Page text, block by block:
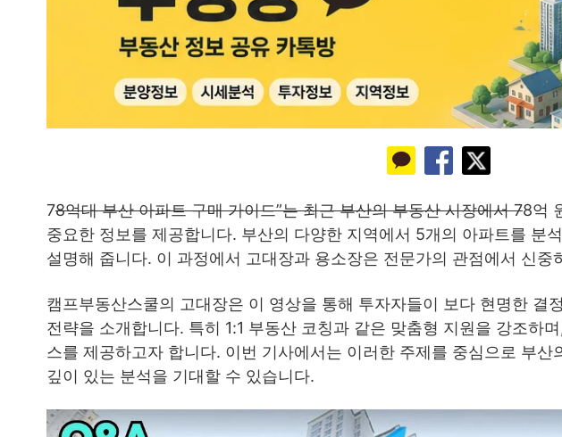
78억대 부산 아파트 구매 가이드”는 최근 부산의 부동산 시장에서 78억
중요한 정보를 제공합니다. 부산의 다양한 지역에서 5개의 아파트를 분
설명해 줍니다. 이 과정에서 고대장과 용소장은 전문가의 관점에서 신
캠프부동산스쿨의 고대장은 이 영상을 통해 투자자들이 보다 현명한 결
전략을 소개합니다. 특히 1:1 부동산 코칭과 같은 맞춤형 지원을 강조하
스를 제공하고자 합니다. 이번 기사에서는 이러한 주제를 중심으로 부
깊이 있는 분석을 기대할 수 있습니다.